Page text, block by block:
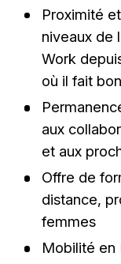
Proximité
niveaux de
Work
où il fait
aux
et aux
Offre de
distance,
femmes
Mobilité en